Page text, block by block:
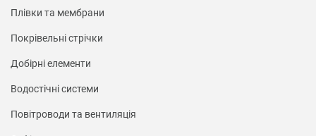
Плівки та мембрани
Покрівельні стрічки
Добірні елементи
Водостічні системи
Повітроводи та вентиляція